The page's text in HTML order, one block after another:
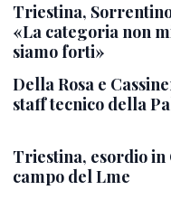
Triestina,
«La categoria non
siamo forti»
Della Rosa e
staff tecnico della
Triestina, esordio
campo del Lme